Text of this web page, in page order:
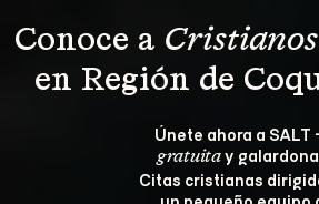
Conoce a
en Región de
Únete ahora a SALT
gratuita y
Citas cristianas